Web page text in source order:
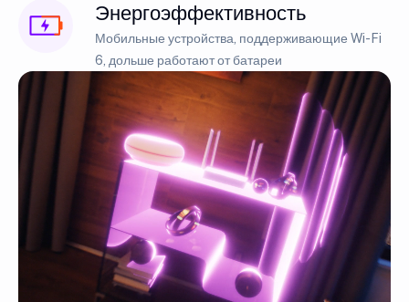
Энергоэффективность
Мобильные устройства, поддерживающие Wi-Fi
6, дольше работают от батареи